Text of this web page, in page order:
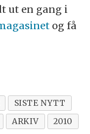
ut en gang i
og få
SISTE NYTT
ARKIV
2010